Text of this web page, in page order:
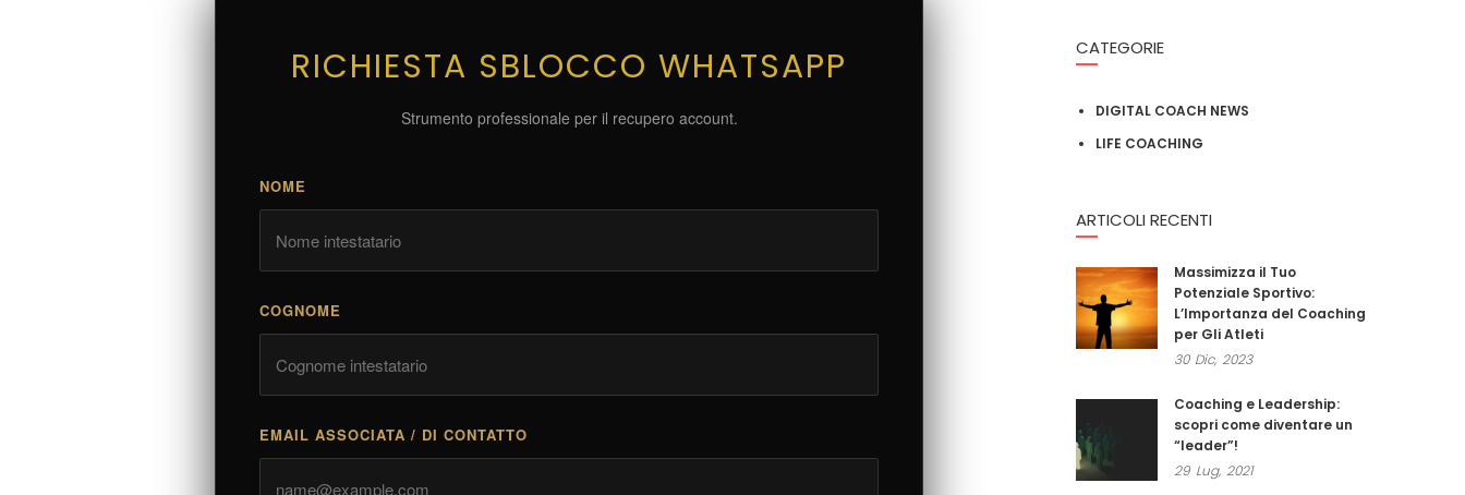
RICHIESTA SBLOCCO WHATSAPP
Strumento professionale per il recupero account.
NOME
COGNOME
EMAIL ASSOCIATA / DI CONTATTO
CATEGORIE
DIGITAL COACH NEWS
LIFE COACHING
ARTICOLI RECENTI
Massimizza il Tuo
Potenziale Sportivo:
L’Importanza del Coaching
per Gli Atleti
30 Dic, 2023
Coaching e Leadership:
scopri come diventare un
“leader”!
29 Lug, 2021